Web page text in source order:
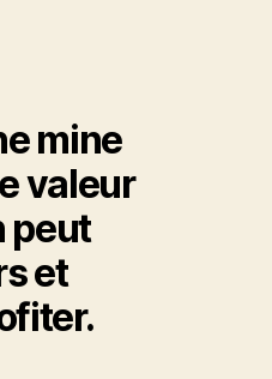
mine
valeur
peut
et